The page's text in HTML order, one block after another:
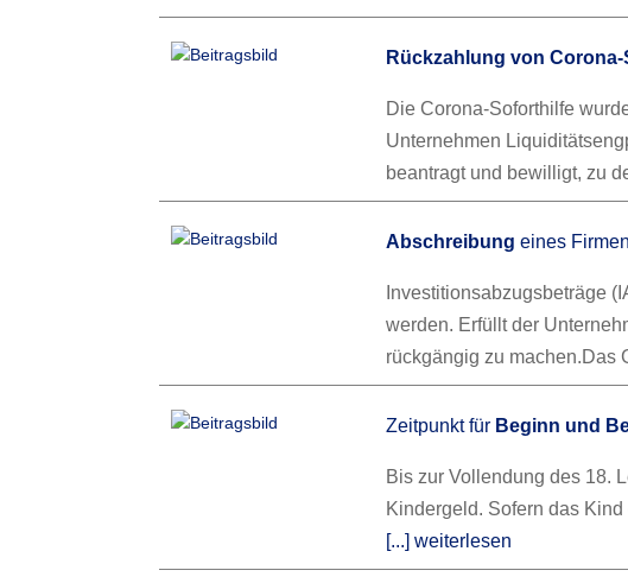
Rückzahlung von
Die Corona-Soforthilfe
Unternehmen
beantragt und bewilligt, zu
Abschreibung eines
Investitionsabzugsbeträge
werden. Erfüllt der
rückgängig zu machen.Das
Zeitpunkt für Beginn und
Bis zur Vollendung des 18.
Kindergeld. Sofern das
[...] weiterlesen